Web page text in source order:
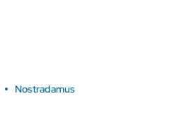
Nostradamus